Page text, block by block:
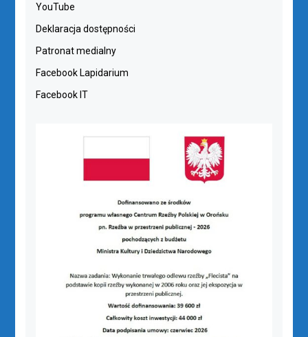
YouTube
Deklaracja dostępności
Patronat medialny
Facebook Lapidarium
Facebook IT